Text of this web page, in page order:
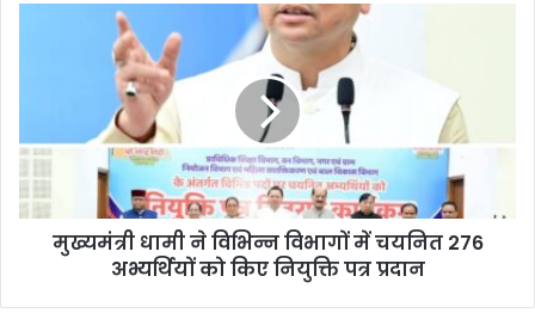
मुख्यमंत्री धामी ने विभिन्न विभागों में चयनित 276
अभ्यर्थियों को किए नियुक्ति पत्र प्रदान